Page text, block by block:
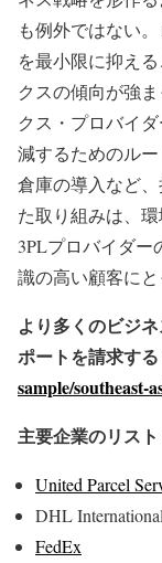
も例外ではない
を最小限に抑え
クスの傾向が強
クス・プロバイ
減するためのル
倉庫の導入など
た取り組みは、
3PLプロバイダ
識の高い顧客にと
より多くのビジ
ポートを請求する
sample/southeast-
主要企業のリスト
United Parcel
DHL
FedEx